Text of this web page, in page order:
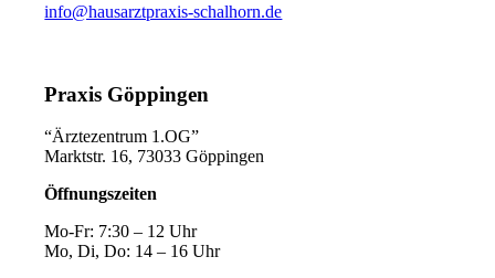
info@hausarztpraxis-schalhorn.de
Praxis Göppingen
“Ärztezentrum 1.OG”
Marktstr. 16, 73033 Göppingen
Öffnungszeiten
Mo-Fr: 7:30 – 12 Uhr
Mo, Di, Do: 14 – 16 Uhr